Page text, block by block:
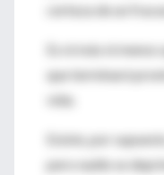
certeza de un
Es ni más ni
que terminará
vida.
Existe, por
pero nadie se